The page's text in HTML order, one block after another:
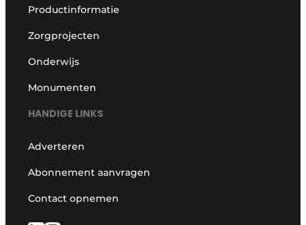
Productinformatie
Zorgprojecten
Onderwijs
Monumenten
HANDIGE LINKS
Adverteren
Abonnement aanvragen
Contact opnemen